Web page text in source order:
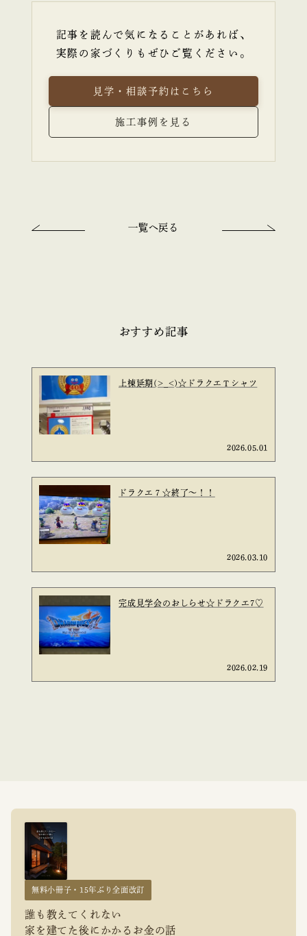
記事を読んで気になることがあれば、
実際の家づくりもぜひご覧ください。
見学・相談予約はこちら
施工事例を見る
一覧へ戻る
おすすめ記事
上棟延期(>_<)☆ドラクエＴシャツ
2026.05.01
ドラクエ７☆終了～！！
2026.03.10
完成見学会のおしらせ☆ドラクエ7♡
2026.02.19
無料小冊子・15年ぶり全面改訂
誰も教えてくれない
家を建てた後にかかるお金の話